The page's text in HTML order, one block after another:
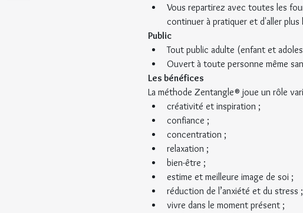
Vous repartirez avec toutes les
continuer à pratiquer et d'aller plus
Public
Tout public adulte (enfant et
Ouvert à toute personne même
​Les bénéfices
La méthode Zentangle® joue un rôle
créativité et inspiration ;
confiance ;
concentration ;
relaxation ;
bien-être ;
estime et meilleure image de soi ;
réduction de l’anxiété et du stress ;
vivre dans le moment présent ;